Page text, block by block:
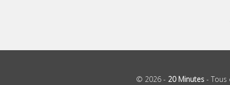
© 2026 - 20 Minutes -